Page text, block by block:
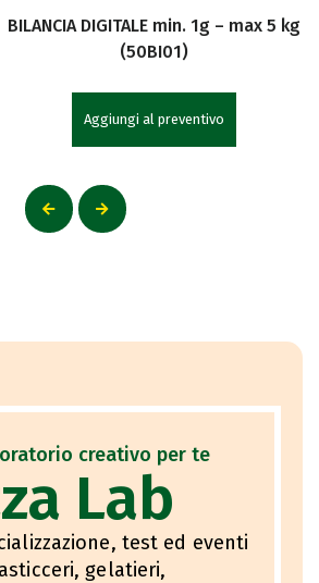
BILANCIA DIGITALE min. 1g – max 5 kg
(50BI01)
Aggiungi al preventivo
creativo per te
Lab
test ed eventi
gelatieri,